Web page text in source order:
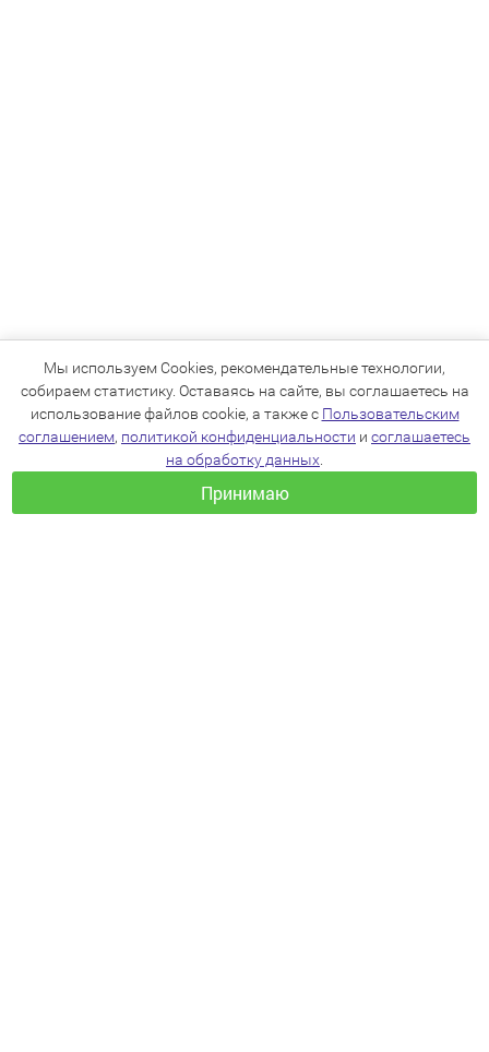
Мы используем Cookies, рекомендательные технологии,
собираем статистику. Оставаясь на сайте, вы соглашаетесь на
использование файлов cookie, а также с Пользовательским
соглашением, политикой конфиденциальности и соглашаетесь
на обработку данных
Принимаю